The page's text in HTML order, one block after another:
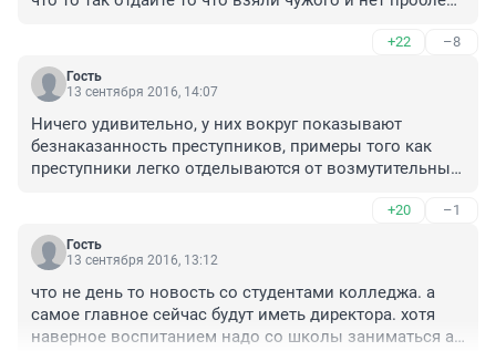
Не возврат долга я считаю нужно приравнивать к
грабежу!!! А то возьмут и ходят в глаза улыбаются мол
ни чего не будет !Пора за это вводить уголовную
отрабатывают!!!
+22 –8
Гость
13 сентября 2016, 14:07
Ничего удивительно, у них вокруг показывают
безнаказанность преступников, примеры того как
преступники легко отделываются от возмутительных
неизбежного наказания, не боятся они и не понимаю
что им что-то будет.
+20 –1
Гость
13 сентября 2016, 13:12
что не день то новость со студентами колледжа. а
самое главное сейчас будут иметь директора. хотя
наверное воспитанием надо со школы заниматься а